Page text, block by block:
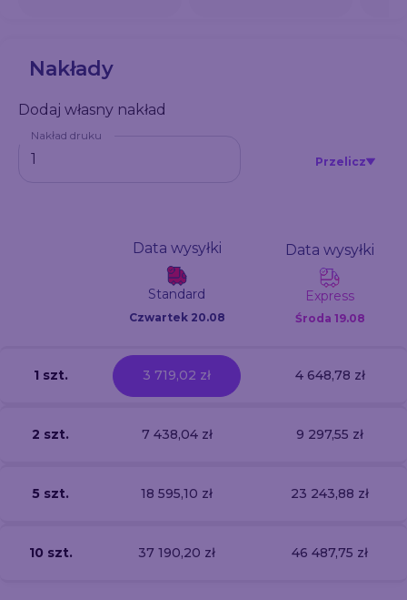
Nakłady
Dodaj własny nakład
Nakład druku
Przelicz
Data wysyłki
Standard
Czwartek 20.08
Data wysyłki
Express
Środa 19.08
1 szt. 3 719,02 zł 4 648,78 zł
2 szt. 7 438,04 zł 9 297,55 zł
5 szt. 18 595,10 zł 23 243,88 zł
10 szt. 37 190,20 zł 46 487,75 zł